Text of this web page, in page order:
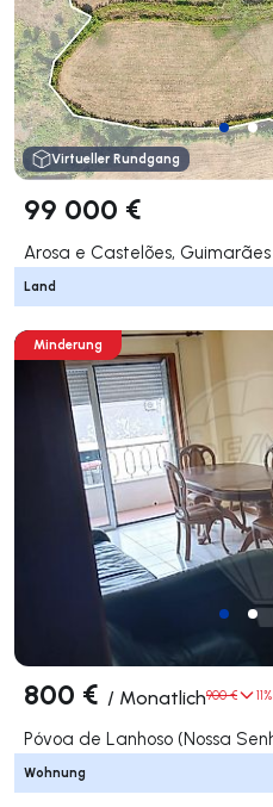
Virtueller Rundgang
99 000 €
Arosa e Castelões, Guimarães
Land
Minderung
800 € / Monatlich900 € 11%
Wohnung